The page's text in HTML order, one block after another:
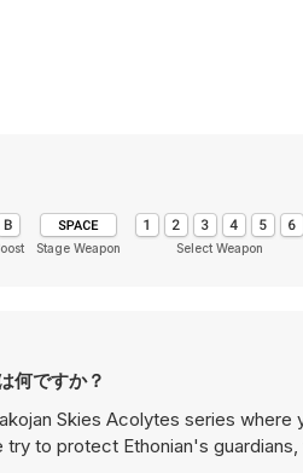
Stage Weapon Select Weapon
ですか？
Skies Acolytes series
to protect Ethonian's